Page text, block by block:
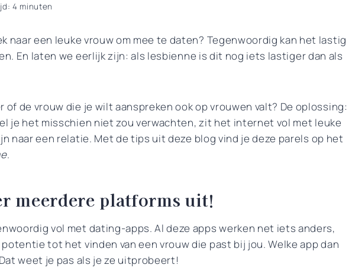
4 minuten
naar een leuke vrouw om mee te daten? Tegenwoordig kan het lastig
En laten we eerlijk zijn: als lesbienne is dit nog iets lastiger dan als
of de vrouw die je wilt aanspreken ook op vrouwen valt? De oplossing:
je het misschien niet zou verwachten, zit het internet vol met leuke
naar een relatie. Met de tips uit deze blog vind je deze parels op het
.
meerdere platforms uit!
vol met dating-apps. Al deze apps werken net iets anders,
tot het vinden van een vrouw die past bij jou. Welke app dan
weet je pas als je ze uitprobeert!